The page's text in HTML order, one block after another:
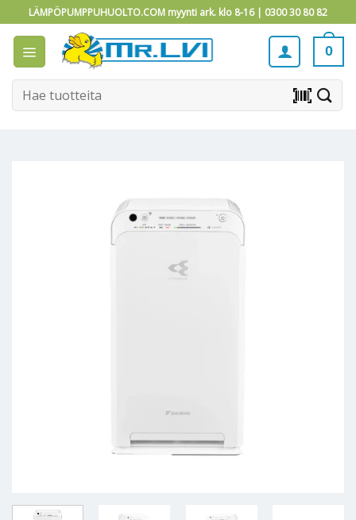
to
content
LÄMPÖPUMPPUHUOLTO.COM myynti ark. klo 8-16 | 0300 30 80 82
0
Etsi: barcode_scanner